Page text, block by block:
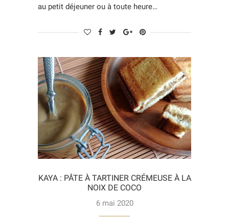
au petit déjeuner ou à toute heure…
KAYA : PÂTE À TARTINER CRÉMEUSE À LA
NOIX DE COCO
6 mai 2020